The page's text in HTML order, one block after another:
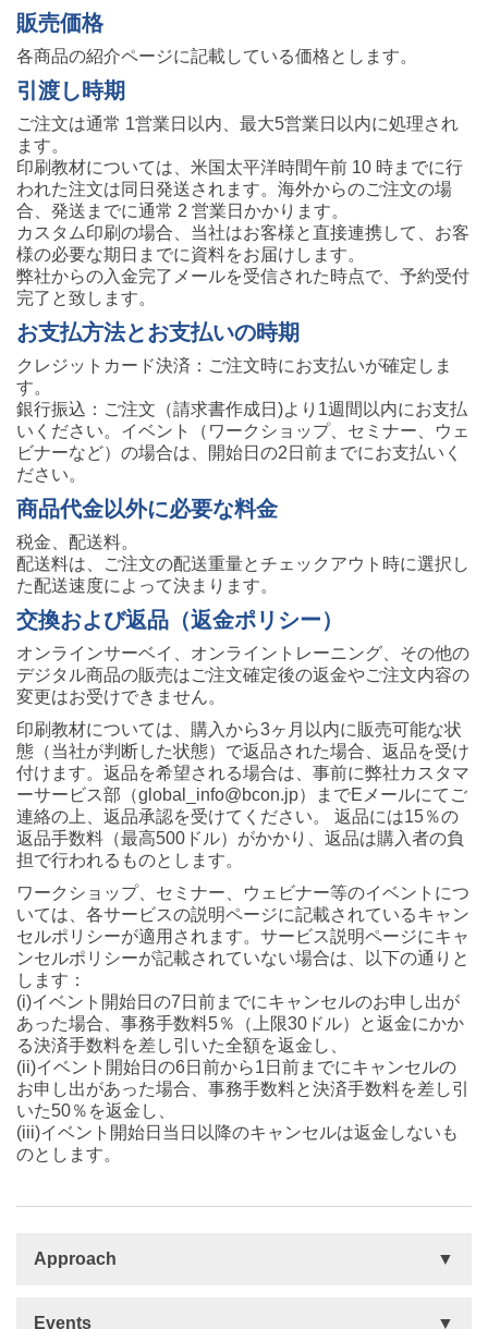
販売価格
各商品の紹介ページに記載している価格とします。
引渡し時期
ご注文は通常 1営業日以内、最大5営業日以内に処理され
ます。
印刷教材については、米国太平洋時間午前 10 時までに行
われた注文は同日発送されます。海外からのご注文の場
合、発送までに通常 2 営業日かかります。
カスタム印刷の場合、当社はお客様と直接連携して、お客
様の必要な期日までに資料をお届けします。
弊社からの入金完了メールを受信された時点で、予約受付
完了と致します。
お支払方法とお支払いの時期
クレジットカード決済：ご注文時にお支払いが確定しま
す。
銀行振込：ご注文（請求書作成日)より1週間以内にお支払
いください。イベント（ワークショップ、セミナー、ウェ
ビナーなど）の場合は、開始日の2日前までにお支払いく
ださい。
商品代金以外に必要な料金
税金、配送料。
配送料は、ご注文の配送重量とチェックアウト時に選択し
た配送速度によって決まります。
交換および返品（返金ポリシー）
オンラインサーベイ、オンライントレーニング、その他の
デジタル商品の販売はご注文確定後の返金やご注文内容の
変更はお受けできません。
印刷教材については、購入から3ヶ月以内に販売可能な状
態（当社が判断した状態）で返品された場合、返品を受け
付けます。返品を希望される場合は、事前に弊社カスタマ
ーサービス部（global_info@bcon.jp）までEメールにてご
連絡の上、返品承認を受けてください。 返品には15％の
返品手数料（最高500ドル）がかかり、返品は購入者の負
担で行われるものとします。
ワークショップ、セミナー、ウェビナー等のイベントにつ
いては、各サービスの説明ページに記載されているキャン
セルポリシーが適用されます。サービス説明ページにキャ
ンセルポリシーが記載されていない場合は、以下の通りと
します：
(i)イベント開始日の7日前までにキャンセルのお申し出が
あった場合、事務手数料5％（上限30ドル）と返金にかか
る決済手数料を差し引いた全額を返金し、
(ii)イベント開始日の6日前から1日前までにキャンセルの
お申し出があった場合、事務手数料と決済手数料を差し引
いた50％を返金し、
(iii)イベント開始日当日以降のキャンセルは返金しないも
のとします。
Approach
Events